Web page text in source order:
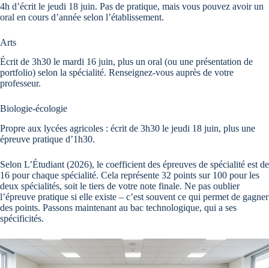
4h d’écrit le jeudi 18 juin. Pas de pratique, mais vous pouvez avoir un
oral en cours d’année selon l’établissement.
Arts
Écrit de 3h30 le mardi 16 juin, plus un oral (ou une présentation de
portfolio) selon la spécialité. Renseignez-vous auprès de votre
professeur.
Biologie-écologie
Propre aux lycées agricoles : écrit de 3h30 le jeudi 18 juin, plus une
épreuve pratique d’1h30.
Selon L’Étudiant (2026), le coefficient des épreuves de spécialité est de
16 pour chaque spécialité. Cela représente 32 points sur 100 pour les
deux spécialités, soit le tiers de votre note finale. Ne pas oublier
l’épreuve pratique si elle existe – c’est souvent ce qui permet de gagner
des points. Passons maintenant au bac technologique, qui a ses
spécificités.